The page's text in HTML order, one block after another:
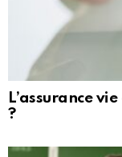
L’assurance
?